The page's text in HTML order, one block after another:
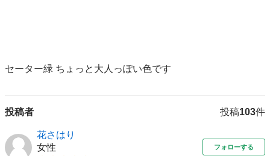
セーター緑 ちょっと大人っぽい色です
投稿者 投稿103件
花さはり
女性
フォローする